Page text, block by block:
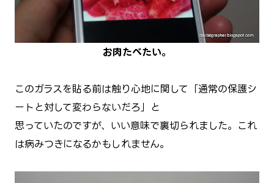
お肉たべたい。
このガラスを貼る前は触り心地に関して「通常の保護シ
ートと対して変わらないだろ」と
思っていたのですが、いい意味で裏切られました。これ
は病みつきになるかもしれません。